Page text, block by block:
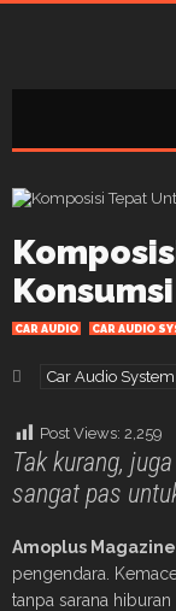
CAR AUDIO CAR AUDIO
Car Audio System
Post Views: 2,259
Tak kurang,
sangat pas
Amoplus
pengendara.
tanpa sarana